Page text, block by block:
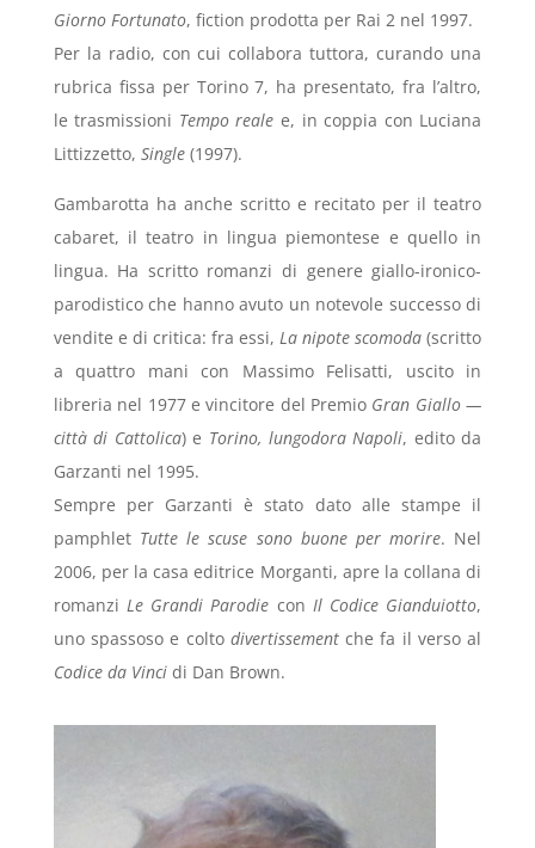
Giorno Fortunato, fiction prodotta per Rai 2 nel 1997.
Per la radio, con cui collabora tuttora, curando una
rubrica fissa per Torino 7, ha presentato, fra l’altro,
le trasmissioni Tempo reale e, in coppia con Luciana
Littizzetto, Single(1997).
Gambarotta ha anche scritto e recitato per il teatro
cabaret, il teatro in lingua piemontese e quello in
lingua. Ha scritto romanzi di genere giallo-ironico-
parodistico che hanno avuto un notevole successo di
vendite e di critica: fra essi,La nipote scomoda (scritto
a quattro mani con Massimo Felisatti, uscito in
libreria nel 1977 e vincitore del Premio Gran Giallo —
città di Cattolica) e Torino, lungodora Napoli, edito da
Garzanti nel 1995.
Sempre per Garzanti è stato dato alle stampe il
pamphlet Tutte le scuse sono buone per morire. Nel
2006, per la casa editrice Morganti, apre la collana di
romanzi Le Grandi Parodie con Il Codice Gianduiotto,
uno spassoso e colto divertissementche fa il verso al
Codice da Vincidi Dan Brown.